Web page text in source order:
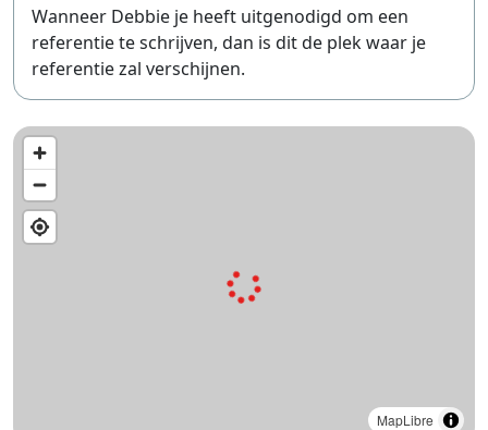
Wanneer Debbie je heeft uitgenodigd om een
referentie te schrijven, dan is dit de plek waar je
referentie zal verschijnen.
MapLibre